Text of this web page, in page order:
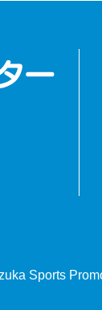
Sports